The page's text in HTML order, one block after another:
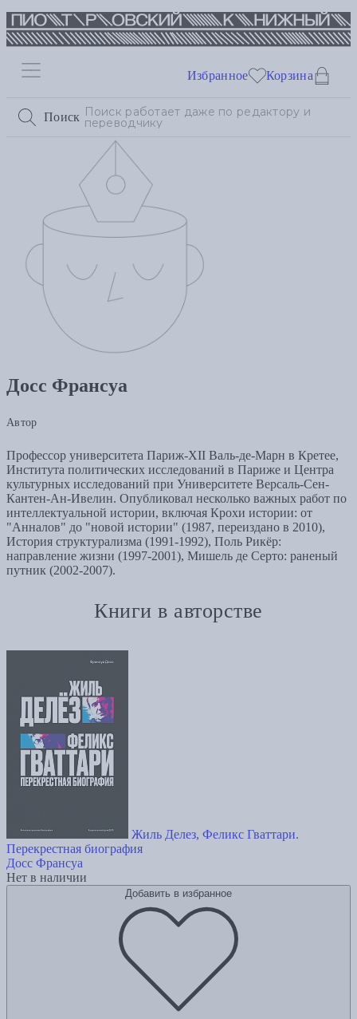
Поиск
Избранное Корзина
Досс Франсуа
Автор
Профессор университета Париж-XII Валь-де-Марн в Кретее,
Института политических исследований в Париже и Центра
культурных исследований при Университете Версаль-Сен-
Кантен-Ан-Ивелин. Опубликовал несколько важных работ по
интеллектуальной истории, включая Крохи истории: от
"Анналов" до "новой истории" (1987, переиздано в 2010),
История структурализма (1991-1992), Поль Рикёр:
направление жизни (1997-2001), Мишель де Серто: раненый
путник (2002-2007).
Книги в авторстве
Жиль Делез, Феликс Гваттари.
Перекрестная биография
Досс Франсуа
Нет в наличии
Добавить в избранное